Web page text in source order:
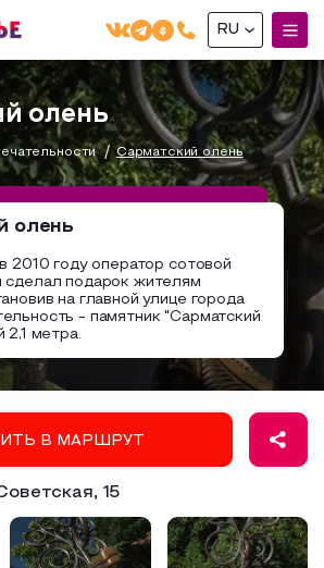
район
туризм
МАРШРУТ
RU
олень
Сарматский олень
олень
2010 году оператор сотовой
сделал подарок жителям
на главной улице города
- памятник "Сарматский
2,1 метра.
В МАРШРУТ
15